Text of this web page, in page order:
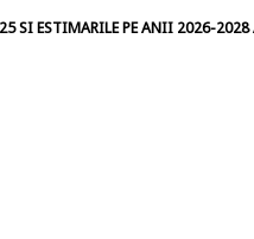
SI ESTIMARILE PE ANII 2026-2028